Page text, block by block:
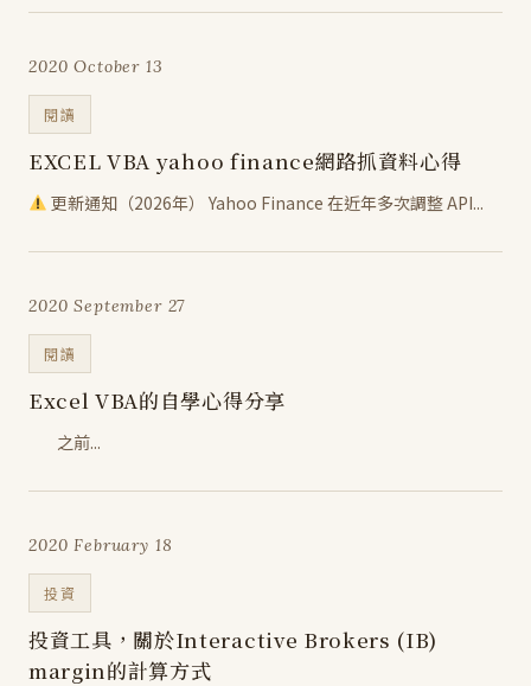
2020 October 13
閱讀
EXCEL VBA yahoo finance網路抓資料心得
更新通知（2026年） Yahoo Finance 在近年多次調整 API...
2020 September 27
閱讀
Excel VBA的自學心得分享
之前...
2020 February 18
投資
投資工具，關於Interactive Brokers (IB)
margin的計算方式